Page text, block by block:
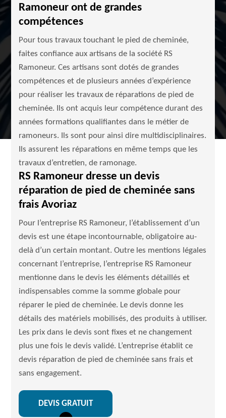
Ramoneur ont de grandes
compétences
Pour tous travaux touchant le pied de cheminée,
faites confiance aux artisans de la société RS
Ramoneur. Ces artisans sont dotés de grandes
compétences et de plusieurs années d’expérience
pour réaliser les travaux de réparations de pied de
cheminée. Ils ont acquis leur compétence durant des
années formations qualifiantes dans le métier de
ramoneurs. Ils sont pour ainsi dire multidisciplinaires.
Ils assurent les réparations en même temps que les
travaux d’entretien, de ramonage.
RS Ramoneur dresse un devis
réparation de pied de cheminée sans
frais Avoriaz
Pour l’entreprise RS Ramoneur, l’établissement d’un
devis est une étape incontournable, obligatoire au-
delà d’un certain montant. Outre les mentions légales
concernant l’entreprise, l’entreprise RS Ramoneur
mentionne dans le devis les éléments détaillés et
indispensables comme la somme globale pour
réparer le pied de cheminée. Le devis donne les
détails des matériels mobilisés, des produits à utiliser.
Les prix dans le devis sont fixes et ne changement
plus une fois le devis validé. L’entreprise établit ce
devis réparation de pied de cheminée sans frais et
sans engagement.
DEVIS GRATUIT